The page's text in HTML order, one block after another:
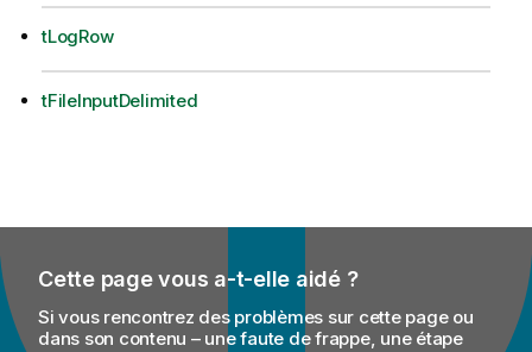
tLogRow
tFileInputDelimited
Cette page vous a-t-elle aidé ?
Si vous rencontrez des problèmes sur cette page ou
dans son contenu – une faute de frappe, une étape